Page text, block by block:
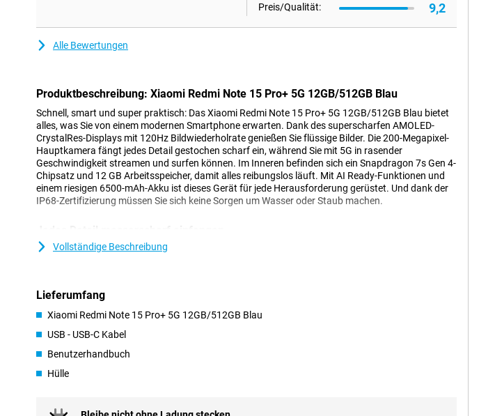
Preis/Qualität: 9,2
Alle Bewertungen
Produktbeschreibung: Xiaomi Redmi Note 15 Pro+ 5G 12GB/512GB Blau
Schnell, smart und super praktisch: Das Xiaomi Redmi Note 15 Pro+ 5G 12GB/512GB Blau bietet
alles, was Sie von einem modernen Smartphone erwarten. Dank des superscharfen AMOLED-
CrystalRes-Displays mit 120Hz Bildwiederholrate genießen Sie flüssige Bilder. Die 200-Megapixel-
Hauptkamera fängt jedes Detail gestochen scharf ein, während Sie mit 5G in rasender
Geschwindigkeit streamen und surfen können. Im Inneren befinden sich ein Snapdragon 7s Gen 4-
Chipsatz und 12 GB Arbeitsspeicher, damit alles reibungslos läuft. Mit AI Ready-Funktionen und
einem riesigen 6500-mAh-Akku ist dieses Gerät für jede Herausforderung gerüstet. Und dank der
IP68-Zertifizierung müssen Sie sich keine Sorgen um Wasser oder Staub machen.
Mit der 200-MP-Hauptkamera des Xiaomi Redmi Note 15 Pro+ 5G können Sie Fotos machen, die
hochwertige Selfies. Auch Videos sehen toll aus: Sie filmen in 4K-Auflösung mit flüssigen Bildern
und leuchtenden Farben. Die Kamera wird durch intelligente KI-Funktionen unterstützt. So kann
Ihr Gerät Bilder automatisch erkennen und die Einstellungen für beste Ergebnisse anpassen.
Akku, der locker den ganzen Tag durchhält
Mit der riesigen Akkukapazität von 6.500 mAh müssen Sie sich keine Sorgen machen, dass Ihr
Smartphone leer wird. Das Redmi Note 15 Pro+ 5G 12GB/512GB Blau hält locker einen ganzen
Vollständige Beschreibung
Lieferumfang
Xiaomi Redmi Note 15 Pro+ 5G 12GB/512GB Blau
USB - USB-C Kabel
Benutzerhandbuch
Hülle